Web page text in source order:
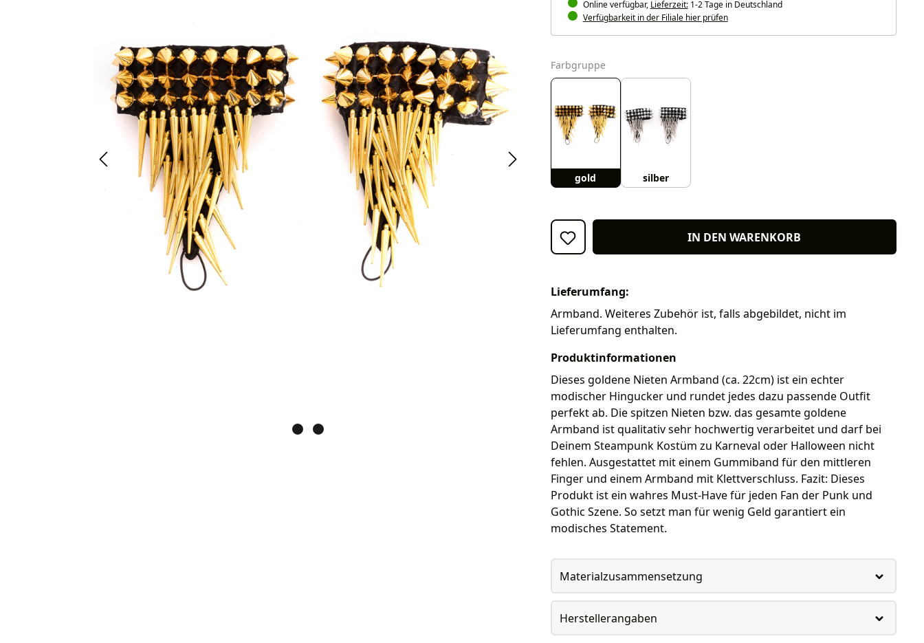
Online verfügbar, Lieferzeit:1-2 Tage in Deutschland
Verfügbarkeit in der Filiale hier prüfen
Farbgruppeauswählen
gold silber
IN DEN WARENKORB
Lieferumfang:
Armband. Weiteres Zubehör ist, falls abgebildet, nicht im
Lieferumfang enthalten.
Produktinformationen
Dieses goldene Nieten Armband (ca. 22cm) ist ein echter
modischer Hingucker und rundet jedes dazu passende Outfit
perfekt ab. Die spitzen Nieten bzw. das gesamte goldene
Armband ist qualitativ sehr hochwertig verarbeitet und darf bei
Deinem Steampunk Kostüm zu Karneval oder Halloween nicht
fehlen. Ausgestattet mit einem Gummiband für den mittleren
Finger und einem Armband mit Klettverschluss. Fazit: Dieses
Produkt ist ein wahres Must-Have für jeden Fan der Punk und
Gothic Szene. So setzt man für wenig Geld garantiert ein
modisches Statement.
Materialzusammensetzung
Herstellerangaben